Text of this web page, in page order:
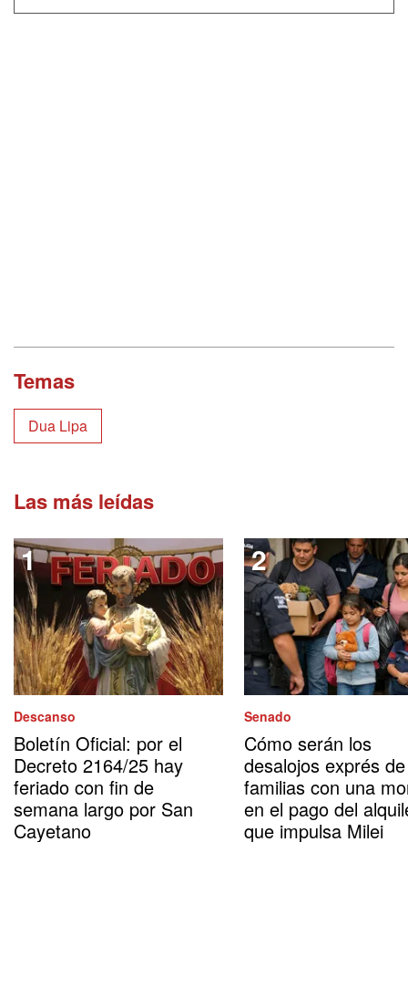
Temas
Dua Lipa
Las más leídas
Descanso
Boletín Oficial: por el
Decreto 2164/25 hay
feriado con fin de
semana largo por San
Cayetano
Senado
Cómo serán los
desalojos exprés de
familias con una
en el pago del
que impulsa Milei